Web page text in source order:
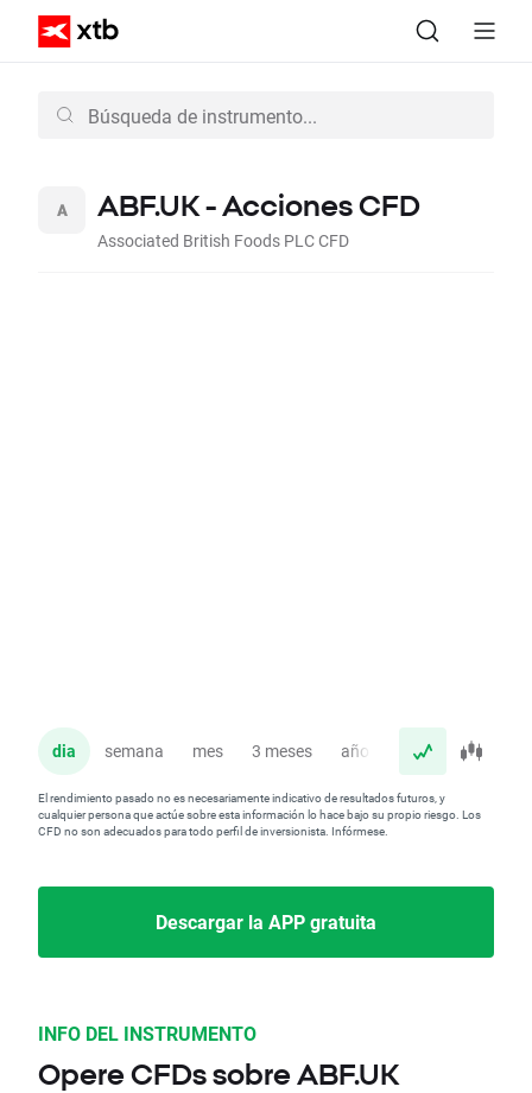
ABF.UK - Acciones CFD
Associated British Foods PLC CFD
dia semana mes 3 meses año
El rendimiento pasado no es necesariamente indicativo de resultados futuros, y
cualquier persona que actúe sobre esta información lo hace bajo su propio riesgo. Los
CFD no son adecuados para todo perfil de inversionista. Infórmese.
Descargar la APP gratuita
INFO DEL INSTRUMENTO
Opere CFDs sobre ABF.UK